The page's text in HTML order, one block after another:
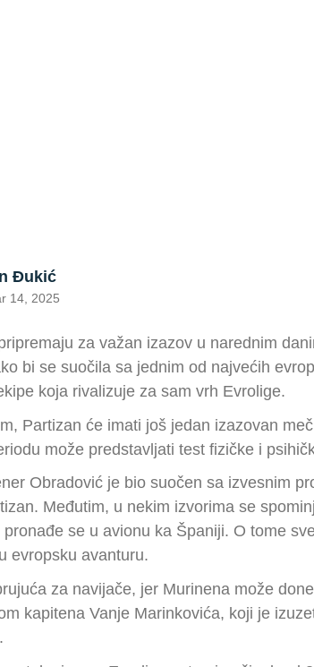
Đukić
14, 2025
za važan izazov u narednim
bi se suočila sa jednim od najvećih
koja rivalizuje za sam vrh Evrolige.
Partizan će imati još jedan izazovan
može predstavljati test fizičke i
Obradović je bio suočen sa izvesnim
Međutim, u nekim izvorima se
se u avionu ka Španiji. O tome
evropsku avanturu.
za navijače, jer Murinena može
kapitena Vanje Marinkovića, koji je